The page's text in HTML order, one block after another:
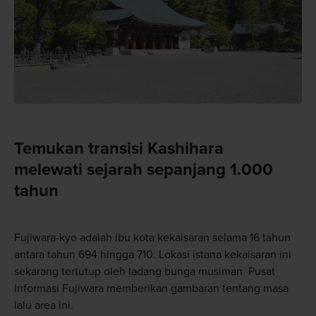
Temukan transisi Kashihara
melewati sejarah sepanjang 1.000
tahun
Fujiwara-kyo adalah ibu kota kekaisaran selama 16 tahun
antara tahun 694 hingga 710. Lokasi istana kekaisaran ini
sekarang tertutup oleh ladang bunga musiman. Pusat
Informasi Fujiwara memberikan gambaran tentang masa
lalu area ini.